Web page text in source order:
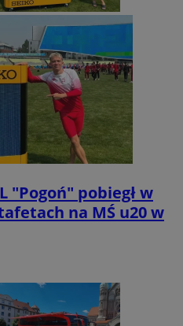
"Pogoń" pobiegł w
na MŚ u20 w